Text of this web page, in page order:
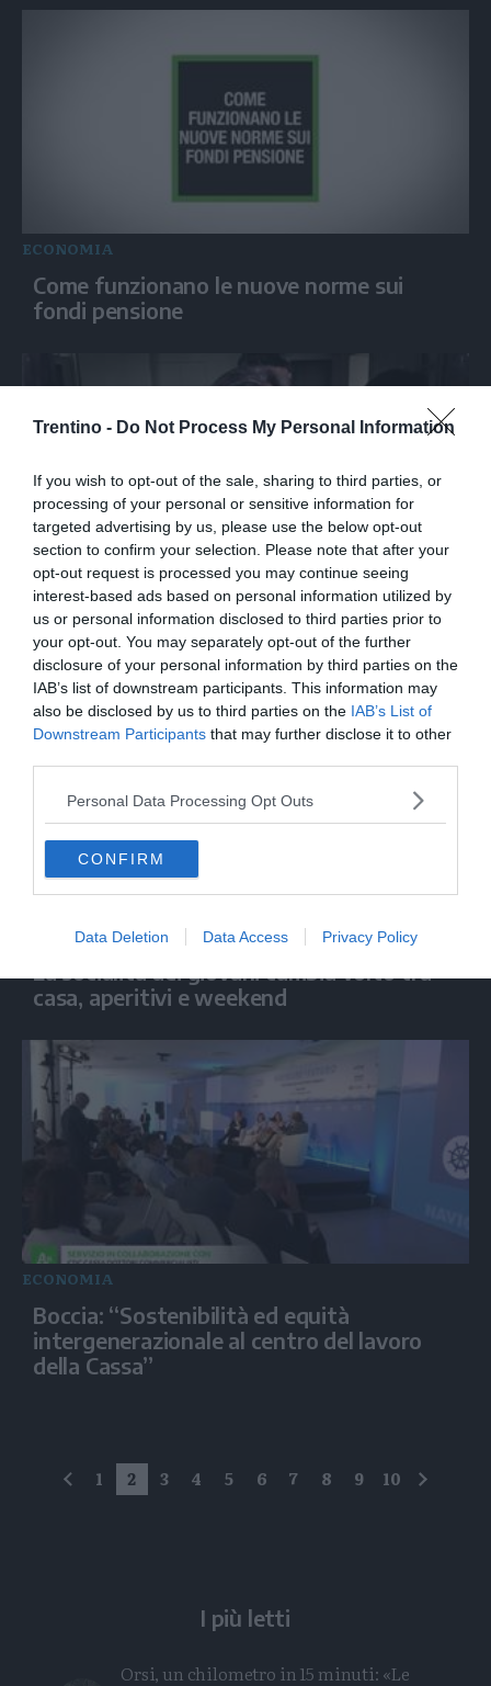
Trentino - Do Not Process My Personal Information
If you wish to opt-out of the sale, sharing to third parties, or
processing of your personal or sensitive information for
targeted advertising by us, please use the below opt-out
section to confirm your selection. Please note that after your
opt-out request is processed you may continue seeing
interest-based ads based on personal information utilized by
us or personal information disclosed to third parties prior to
your opt-out. You may separately opt-out of the further
disclosure of your personal information by third parties on the
IAB’s list of downstream participants. This information may
also be disclosed by us to third parties on the IAB’s List of
Downstream Participants that may further disclose it to other
Personal Data Processing Opt Outs
CONFIRM
Data Deletion Data Access Privacy Policy
ECONOMIA
Come funzionano le nuove norme sui
fondi pensione
ECONOMIA
Messina (Intesa Sanpaolo): “Offerta per
Mps è concreta, non c'è logica di potere”
ECONOMIA
casa, aperitivi e weekend
ECONOMIA
Boccia: “Sostenibilità ed equità
intergenerazionale al centro del lavoro
della Cassa”
precedente
1 2 3 4 5 6 7 8 9 10
I più letti
Orsi, un chilometro in 15 minuti: «Le